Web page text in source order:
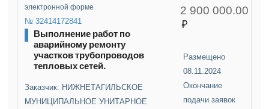
электронной форме
№ 32414172841
Выполнение работ по
аварийному ремонту
участков трубопроводов
тепловых сетей.
Заказчик: НИЖНЕТАГИЛЬСКОЕ
МУНИЦИПАЛЬНОЕ УНИТАРНОЕ
2 900 000.00
Размещено
08.11.2024
Окончание
подачи заявок